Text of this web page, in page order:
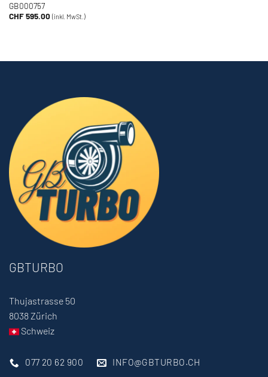
GB000757
CHF595.00 (inkl. MwSt.)
GBTURBO
Thujastrasse 50
8038 Zürich
Schweiz
077 20 62 900 INFO@GBTURBO.CH